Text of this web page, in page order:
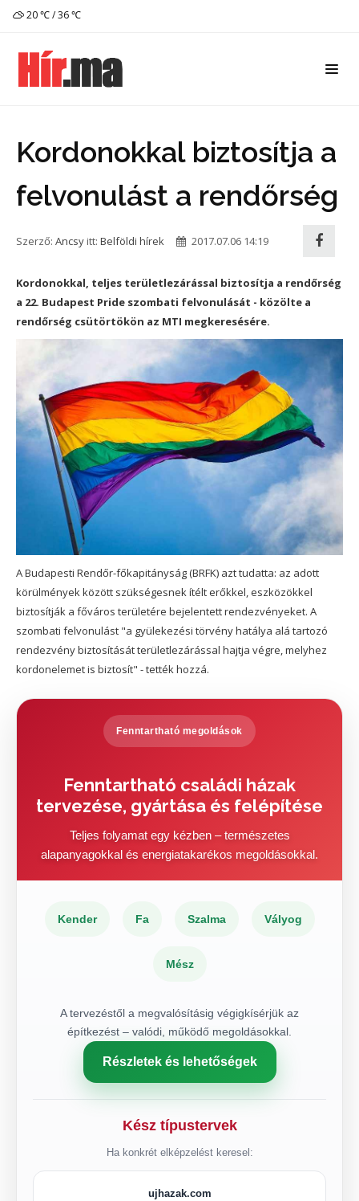
20 ℃ / 36 ℃
Kordonokkal biztosítja a
felvonulást a rendőrség
Szerző: Ancsy itt: Belföldi hírek 2017.07.06 14:19
Kordonokkal, teljes területlezárással biztosítja a rendőrség
a 22. Budapest Pride szombati felvonulását - közölte a
rendőrség csütörtökön az MTI megkeresésére.
A Budapesti Rendőr-főkapitányság (BRFK) azt tudatta: az adott
körülmények között szükségesnek ítélt erőkkel, eszközökkel
biztosítják a főváros területére bejelentett rendezvényeket. A
szombati felvonulást "a gyülekezési törvény hatálya alá tartozó
rendezvény biztosítását területlezárással hajtja végre, melyhez
kordonelemet is biztosít" - tették hozzá.
Fenntartható megoldások
Fenntartható családi házak
tervezése, gyártása és felépítése
Teljes folyamat egy kézben – természetes
alapanyagokkal és energiatakarékos megoldásokkal.
Kender Fa Szalma Vályog
Mész
A tervezéstől a megvalósításig végigkísérjük az
építkezést – valódi, működő megoldásokkal.
Részletek és lehetőségek
Kész típustervek
Ha konkrét elképzelést keresel:
ujhazak.com